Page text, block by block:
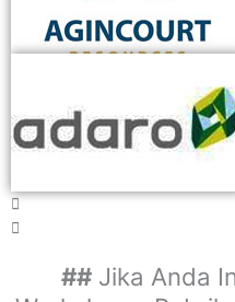
## Jika Anda